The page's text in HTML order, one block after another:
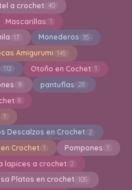
a crochet 40
Mascarillas 1
17 Monederos 35
Amigurumi 145
112 Otoño en Cochet 1
9 pantuflas 28
8
1
Descalzos en Crochet 2
Crochet 1 Pompones 1
lapices a crochet 2
Platos en crochet 105